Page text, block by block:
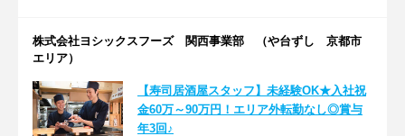
株式会社ヨシックスフーズ 関西事業部 （や台ずし 京都市
エリア）
【寿司居酒屋スタッフ】未経験OK★入社祝
金60万～90万円！エリア外転勤なし◎賞与
年3回♪